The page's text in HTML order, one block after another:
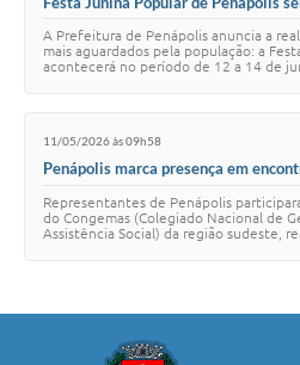
A Prefeitura de Penápolis anuncia a
mais aguardados pela população: a
acontecerá no período de 12 a 14 de
11/05/2026 às 09h58
Penápolis marca presença em
Representantes de Penápolis
do Congemas (Colegiado Nacional de
Assistência Social) da região sudeste,